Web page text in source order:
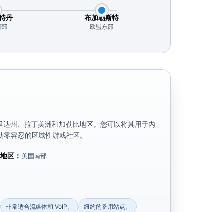
丹
部
布加勒斯特
欧盟东部
州、拉丁美洲和加勒比地区。您可以将其用于内
容忍的区域性游戏社区。
地区： 美国南部
非常适合流媒体和 VoIP。 纽约的备用站点。